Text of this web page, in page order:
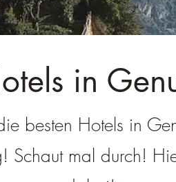
in
besten Hotels in
Schaut mal durch!